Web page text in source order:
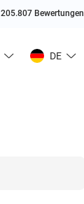
205.807 Bewertungen
DE